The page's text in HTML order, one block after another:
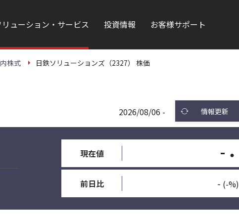
リューション・サービス 投資情報 お客様サポート
株式 日鉄ソリューションズ（2327） 株価
2026/08/06 - 情報更新
現在値 - ・
前日比 - (-%)